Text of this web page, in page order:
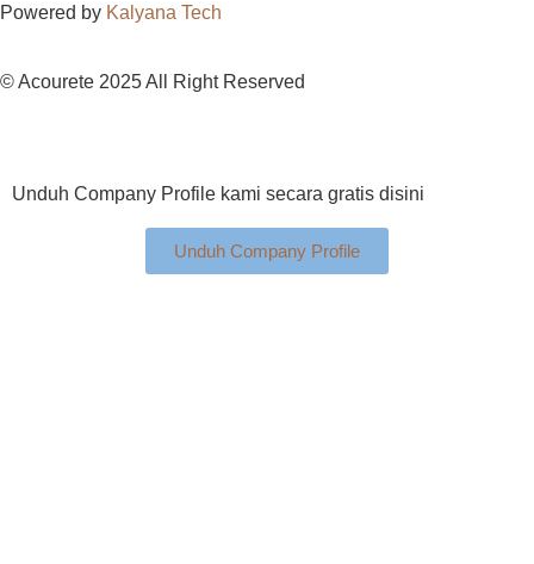
Powered by Kalyana Tech
© Acourete 2025 All Right Reserved
Unduh Company Profile kami secara gratis disini
Unduh Company Profile